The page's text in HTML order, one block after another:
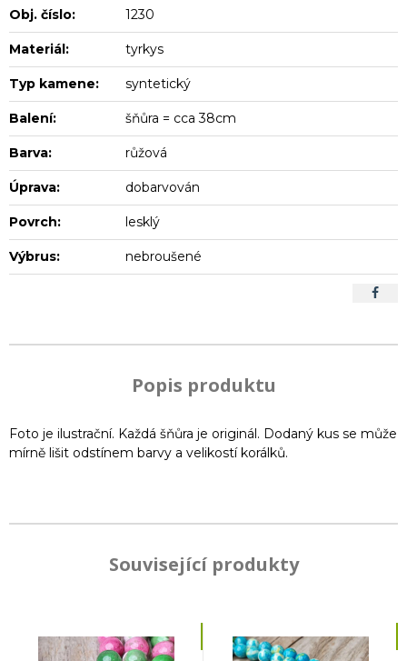
Obj. číslo: 1230
Materiál: tyrkys
Typ kamene: syntetický
Balení: šňůra = cca 38cm
Barva: růžová
Úprava: dobarvován
Povrch: lesklý
Výbrus: nebroušené
Popis produktu
Foto je ilustrační. Každá šňůra je originál. Dodaný kus se může
mírně lišit odstínem barvy a velikostí korálků.
Související produkty